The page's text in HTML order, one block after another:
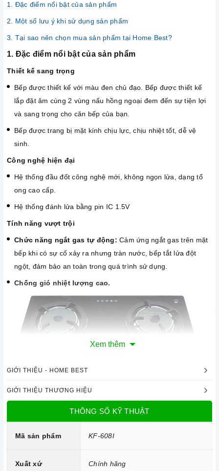
1. Đặc điểm nổi bật của sản phẩm
2. Một số lưu ý khi sử dụng sản phẩm
3. Tại sao nên chọn mua sản phẩm tại Home Best?
1. Đặc điểm nổi bật của sản phẩm
Thiết kế sang trọng
Bếp được thiết kế với màu đen chủ đạo. Bếp được thiết kế
lắp đặt âm cùng 2 vùng nấu hồng ngoại đem đến sự tiện lợi
và sang trọng cho căn bếp của bạn.
Bếp được trang bị mặt kính chịu lực, chịu nhiệt tốt, dễ vệ
sinh.
Công nghệ hiện đại
Hệ thống đầu đốt công nghệ mới, không ngọn lửa, dạng tổ
ong cao cấp.
Hệ thống đánh lửa bằng pin IC 1.5V
Tính năng vượt trội
Chức năng ngắt gas tự động: Cảm ứng ngắt gas trên mặt
bếp khi có sự cố xảy ra nhưng tràn nước, bếp tắt lửa đột
ngột, đảm bảo an toàn trong quá trình sử dụng.
Chống gió nhiệt lượng cao.
Lưu ý khi chọn nồi nấu
có thể nấu được tất cả các nồi với nhiều chất liệu
Cần chọn đáy nồi nhẵn và bằng phẳng, tránh những loại có
Xem thêm
GIỚI THIỆU - HOME BEST
GIỚI THIỆU THƯƠNG HIỆU
THÔNG SỐ KỸ THUẬT
Mã sản phẩm KF-608I
Xuất xứ Chính hãng